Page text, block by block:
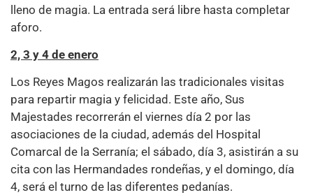
lleno de magia. La entrada será libre hasta completar
aforo.
2, 3 y 4 de enero
Los Reyes Magos realizarán las tradicionales visitas
para repartir magia y felicidad. Este año, Sus
Majestades recorrerán el viernes día 2 por las
asociaciones de la ciudad, además del Hospital
Comarcal de la Serranía; el sábado, día 3, asistirán a su
cita con las Hermandades rondeñas, y el domingo, día
4, será el turno de las diferentes pedanías.